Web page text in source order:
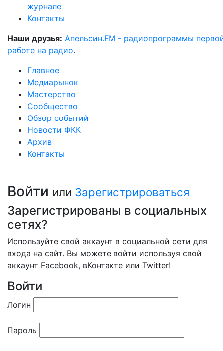
журнале
Контакты
Наши друзья: Апельсин.FM - радиопрограммы
работе на радио.
Главное
Медиарынок
Мастерство
Сообщество
Обзор событий
Новости ФКК
Архив
Контакты
Войти или Зарегистрироваться
Зарегистрированы в социальных
сетях?
Используйте свой аккаунт в социальной сети для
входа на сайт. Вы можете войти используя свой
аккаунт Facebook, вКонтакте или Twitter!
Войти
Логин
Пароль